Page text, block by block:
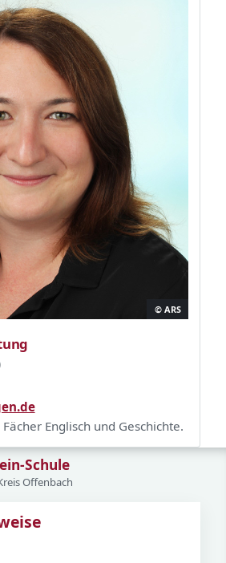
© ARS
Englisch und Geschichte.
Schule
Offenbach